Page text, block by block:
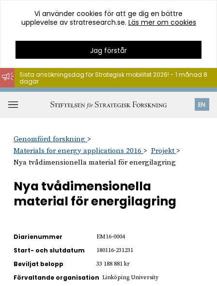
Hoppa
till
innehåll
Vi använder cookies för att ge dig en bättre
upplevelse av stratresearch.se. Läs mer om cookies
Jag förstår
EN
Sista ansökningsdag för Strategisk mobilitet 2026! - 1 månad 8
dagar
Genomförd forskning
Materials for energy applications 2016
Projekt
Nya tvådimensionella material för energilagring
Nya tvådimensionella
material för energilagring
Diarienummer EM16-0004
Start- och slutdatum 180116-231231
Beviljat belopp 33 188 881 kr
Förvaltande organisation Linköping University